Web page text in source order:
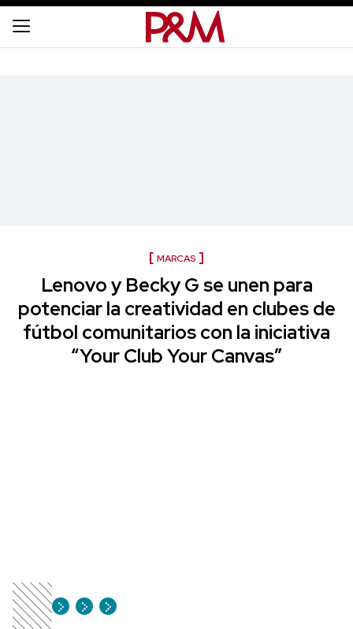
MARCAS
Lenovo y Becky G se unen para
potenciar la creatividad en clubes de
fútbol comunitarios con la iniciativa
“Your Club Your Canvas”